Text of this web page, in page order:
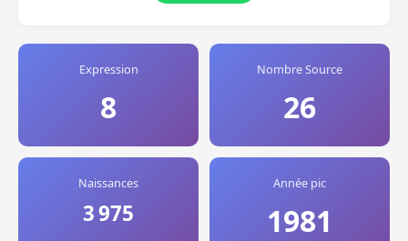
Expression
8
Nombre Source
26
Naissances
3 975
Année pic
1981